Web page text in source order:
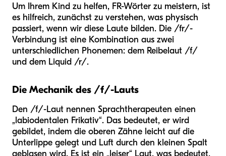
Um Ihrem Kind zu helfen, FR-Wörter zu meistern, ist
es hilfreich, zunächst zu verstehen, was physisch
passiert, wenn wir diese Laute bilden. Die /fr/-
Verbindung ist eine Kombination aus zwei
unterschiedlichen Phonemen: dem Reibelaut /f/
und dem Liquid /r/.
Die Mechanik des /f/-Lauts
Den /f/-Laut nennen Sprachtherapeuten einen
„labiodentalen Frikativ“. Das bedeutet, er wird
gebildet, indem die oberen Zähne leicht auf die
Unterlippe gelegt und Luft durch den kleinen Spalt
geblasen wird. Es ist ein „leiser“ Laut, was bedeutet,